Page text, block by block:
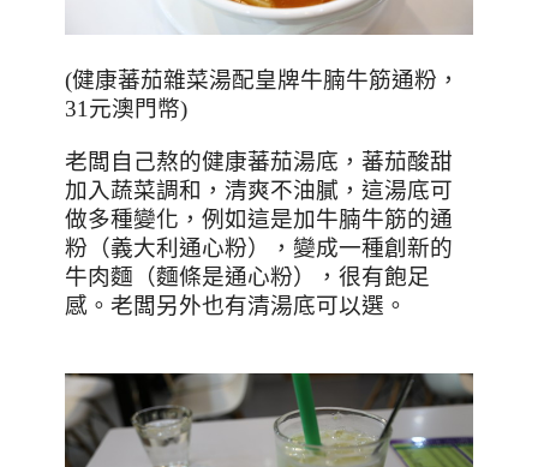
(健康蕃茄雜菜湯配皇牌牛腩牛筋通粉，
31元澳門幣)
老闆自己熬的健康蕃茄湯底，蕃茄酸甜
加入蔬菜調和，清爽不油膩，這湯底可
做多種變化，例如這是加牛腩牛筋的通
粉（義大利通心粉），變成一種創新的
牛肉麵（麵條是通心粉），很有飽足
感。老闆另外也有清湯底可以選。